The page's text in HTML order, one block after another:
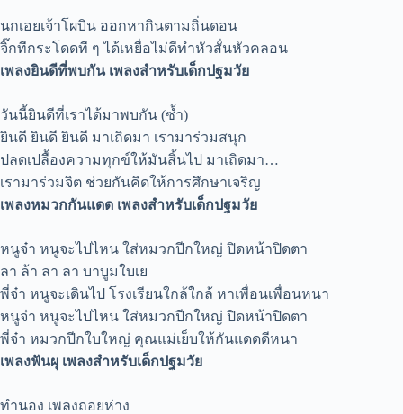
นกเอยเจ้าโผบิน ออกหากินตามถิ่นดอน
จิ๊กทีกระโดดที ๆ ได้เหยื่อไม่ดีทำหัวสั่นหัวคลอน
เพลงยินดีที่พบกัน เพลงสำหรับเด็กปฐมวัย
วันนี้ยินดีที่เราได้มาพบกัน (ซ้ำ)
ยินดี ยินดี ยินดี มาเถิดมา เรามาร่วมสนุก
ปลดเปลื้องความทุกข์ให้มันสิ้นไป มาเถิดมา…
เรามาร่วมจิต ช่วยกันคิดให้การศึกษาเจริญ
เพลงหมวกกันแดด เพลงสำหรับเด็กปฐมวัย
หนูจ๋า หนูจะไปไหน ใส่หมวกปีกใหญ่ ปิดหน้าปิดตา
ลา ล้า ลา ลา บาบูมใบเย
พี่จ๋า หนูจะเดินไป โรงเรียนใกล้ใกล้ หาเพื่อนเพื่อนหนา
หนูจ๋า หนูจะไปไหน ใส่หมวกปีกใหญ่ ปิดหน้าปิดตา
พี่จ๋า หมวกปีกใบใหญ่ คุณแม่เย็บให้กันแดดดีหนา
เพลงฟันผุ เพลงสำหรับเด็กปฐมวัย
ทำนอง เพลงถอยห่าง